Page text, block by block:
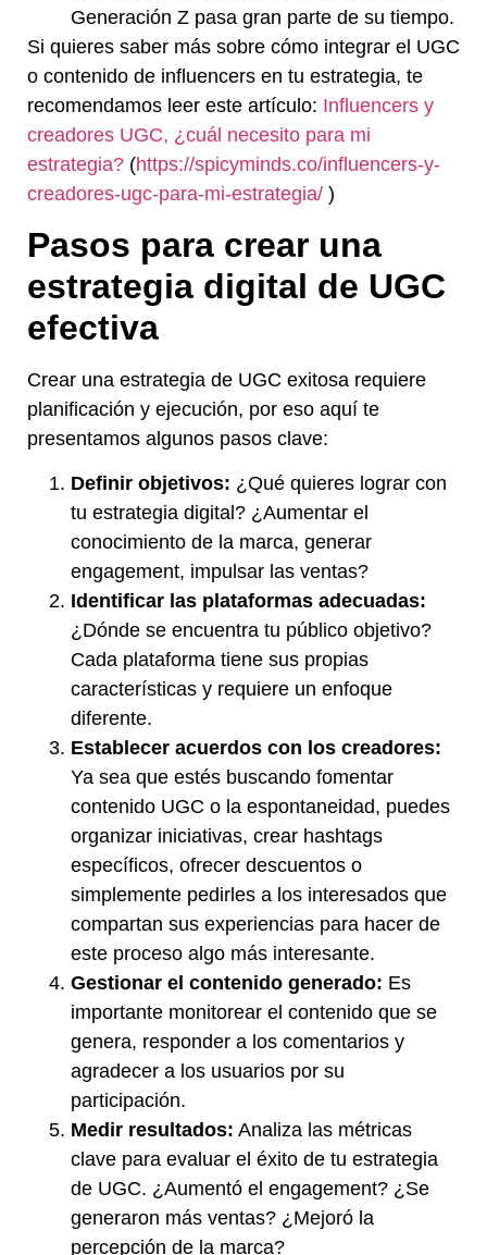
Generación Z pasa gran parte de su tiempo.
Si quieres saber más sobre cómo integrar el UGC
o contenido de influencers en tu estrategia, te
recomendamos leer este artículo: Influencers y
creadores UGC, ¿cuál necesito para mi
estrategia? (https://spicyminds.co/influencers-y-
creadores-ugc-para-mi-estrategia/ )
Pasos para crear una
estrategia digital de UGC
efectiva
Crear una estrategia de UGC exitosa requiere
planificación y ejecución, por eso aquí te
presentamos algunos pasos clave:
Definir objetivos: ¿Qué quieres lograr con
tu estrategia digital? ¿Aumentar el
conocimiento de la marca, generar
engagement, impulsar las ventas?
Identificar las plataformas adecuadas:
¿Dónde se encuentra tu público objetivo?
Cada plataforma tiene sus propias
características y requiere un enfoque
diferente.
Establecer acuerdos con los creadores:
Ya sea que estés buscando fomentar
contenido UGC o la espontaneidad, puedes
organizar iniciativas, crear hashtags
específicos, ofrecer descuentos o
simplemente pedirles a los interesados que
compartan sus experiencias para hacer de
este proceso algo más interesante.
Gestionar el contenido generado: Es
importante monitorear el contenido que se
genera, responder a los comentarios y
agradecer a los usuarios por su
participación.
Medir resultados: Analiza las métricas
clave para evaluar el éxito de tu estrategia
de UGC. ¿Aumentó el engagement? ¿Se
generaron más ventas? ¿Mejoró la
percepción de la marca?